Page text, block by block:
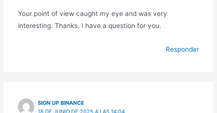
Your point of view caught my eye and was very
interesting. Thanks. I have a question for you.
Responder
SIGN UP BINANCE
18 DE JUNIO DE 2025 A LAS 14:04